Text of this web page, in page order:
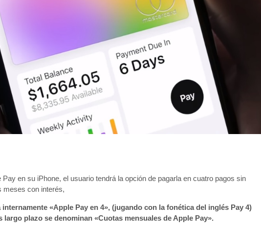
en su iPhone, el usuario tendrá la opción de pagarla en cuatro pagos sin
meses con interés,
«Apple Pay en 4», (jugando con la fonética del inglés Pay 4)
largo plazo se denominan «Cuotas mensuales de Apple Pay».